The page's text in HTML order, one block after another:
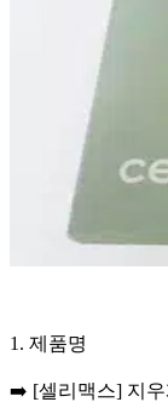
​1. 제품명
➡️ [셀리맥스] 지